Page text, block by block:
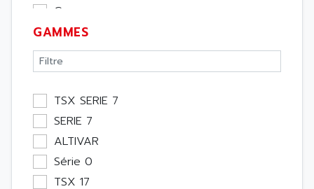
Cpu
Ecran
Entrée / Sortie
Memoire
Module Métier
Moteur
Pupitre Opérateur
Rack
Etude
GAMMES
TSX SERIE 7
SERIE 7
ALTIVAR
Série 0
TSX 17